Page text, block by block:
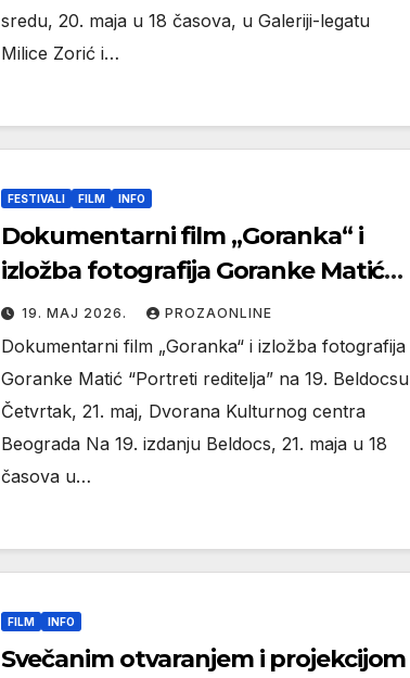
sredu, 20. maja u 18 časova, u Galeriji-legatu
Milice Zorić i…
FESTIVALI FILM INFO
Dokumentarni film „Goranka“ i
izložba fotografija Goranke Matić
“Portreti reditelja” na 19. Beldocsu
19. МАЈ 2026. PROZAONLINE
Dokumentarni film „Goranka“ i izložba fotografija
Goranke Matić “Portreti reditelja” na 19. Beldocsu
Četvrtak, 21. maj, Dvorana Kulturnog centra
Beograda Na 19. izdanju Beldocs, 21. maja u 18
časova u…
FILM INFO
Svečanim otvaranjem i projekcijom